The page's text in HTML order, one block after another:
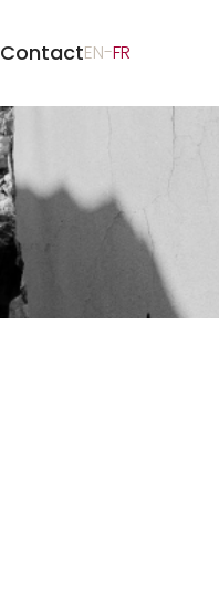
ContactEN-FR